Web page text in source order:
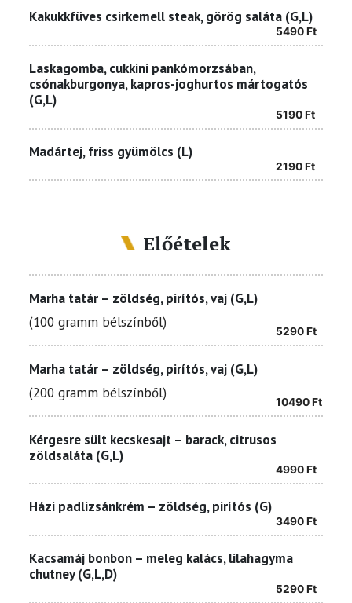
Kakukkfüves csirkemell steak, görög saláta (G,L)
5490Ft
Laskagomba, cukkini pankómorzsában,
csónakburgonya, kapros-joghurtos mártogatós
(G,L)
5190Ft
Madártej, friss gyümölcs (L)
2190Ft
Előételek
Marha tatár – zöldség, pirítós, vaj (G,L)
(100 gramm bélszínből)
5290Ft
Marha tatár – zöldség, pirítós, vaj (G,L)
(200 gramm bélszínből)
10490Ft
Kérgesre sült kecskesajt – barack, citrusos
zöldsaláta (G,L)
4990Ft
Házi padlizsánkrém – zöldség, pirítós (G)
3490Ft
Kacsamáj bonbon – meleg kalács, lilahagyma
chutney (G,L,D)
5290Ft